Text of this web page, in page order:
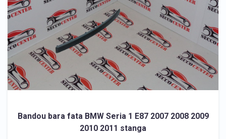
Bandou bara fata BMW Seria 1 E87 2007 2008 2009
2010 2011 stanga